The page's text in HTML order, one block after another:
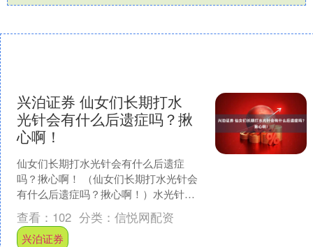
兴泊证券 仙女们长期打水
光针会有什么后遗症吗？揪
心啊！
仙女们长期打水光针会有什么后遗症
吗？揪心啊！ （仙女们长期打水光针会
有什么后遗症吗？揪心啊！）水光针主
要是通过注射的方式将特定的营养成分
导入皮肤深层，从而达到改....
查看： 102 分类： 信悦网配资
兴泊证券